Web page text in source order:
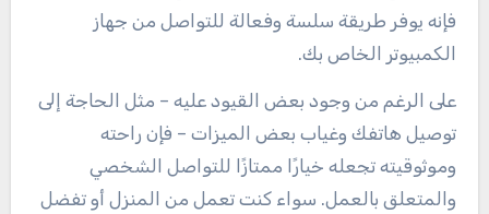
فإنه يوفر طريقة سلسة وفعالة للتواصل من جهاز
الكمبيوتر الخاص بك.
على الرغم من وجود بعض القيود عليه – مثل الحاجة إلى
توصيل هاتفك وغياب بعض الميزات – فإن راحته
وموثوقيته تجعله خيارًا ممتازًا للتواصل الشخصي
والمتعلق بالعمل. سواء كنت تعمل من المنزل أو تفضل